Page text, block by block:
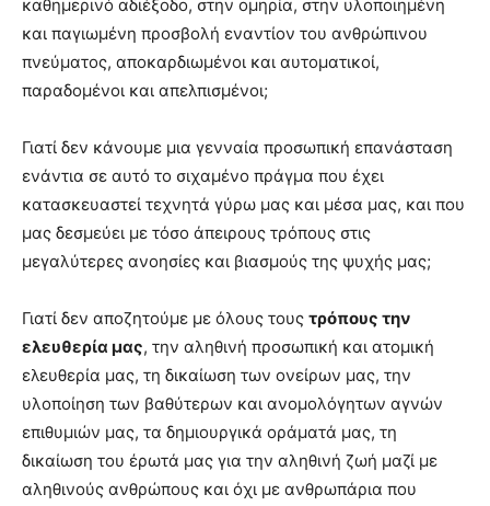
καθημερινό αδιέξοδο, στην ομηρία, στην υλοποιημένη
και παγιωμένη προσβολή εναντίον του ανθρώπινου
πνεύματος, αποκαρδιωμένοι και αυτοματικοί,
παραδομένοι και απελπισμένοι;
Γιατί δεν κάνουμε μια γενναία προσωπική επανάσταση
ενάντια σε αυτό το σιχαμένο πράγμα που έχει
κατασκευαστεί τεχνητά γύρω μας και μέσα μας, και που
μας δεσμεύει με τόσο άπειρους τρόπους στις
μεγαλύτερες ανοησίες και βιασμούς της ψυχής μας;
Γιατί δεν αποζητούμε με όλους τους τρόπους την
ελευθερία μας, την αληθινή προσωπική και ατομική
ελευθερία μας, τη δικαίωση των ονείρων μας, την
υλοποίηση των βαθύτερων και ανομολόγητων αγνών
επιθυμιών μας, τα δημιουργικά οράματά μας, τη
δικαίωση του έρωτά μας για την αληθινή ζωή μαζί με
αληθινούς ανθρώπους και όχι με ανθρωπάρια που